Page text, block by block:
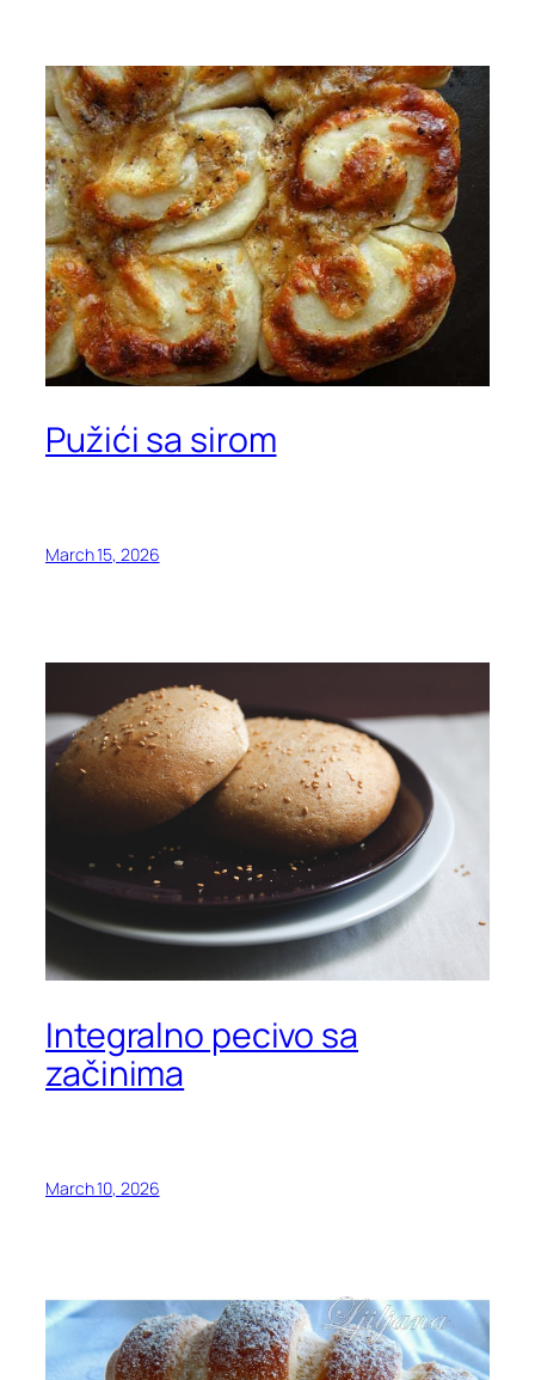
Pužići sa sirom
March 15, 2026
Integralno pecivo sa
začinima
March 10, 2026